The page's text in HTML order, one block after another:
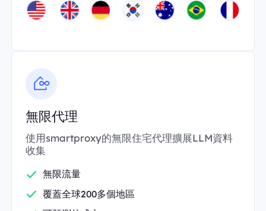
無限代理
使用smartproxy的無限住宅代理擴展LLM資料
收集
無限流量
覆蓋全球200多個地區